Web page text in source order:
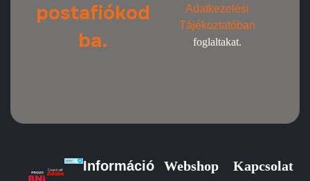
postafiókod
ba.
Adatkezelési
Tájékoztatóban
foglaltakat.
Információ Webshop Kapcsolat